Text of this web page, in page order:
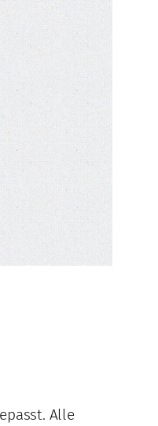
Alle